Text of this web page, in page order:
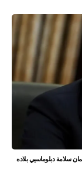
سلامة دبلوماسيي بلاده